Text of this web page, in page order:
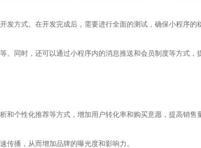
方式。在开发完成后，需要进行全面的测试，确保小程序的
同时，还可以通过小程序内的消息推送和会员制度等方式，
个性化推荐等方式，增加用户转化率和购买意愿，提高销售
播，从而增加品牌的曝光度和影响力。